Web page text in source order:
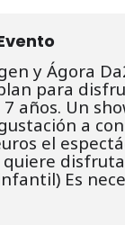
y Ágora
para
años. Un
a
el
quiere
Es